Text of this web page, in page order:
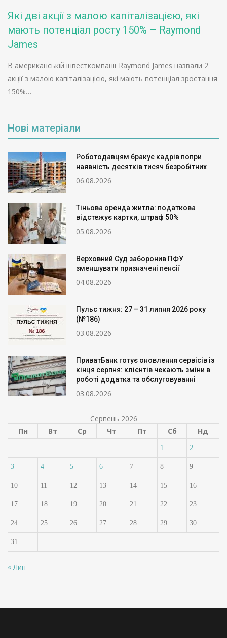
Які дві акції з малою капіталізацією, які
мають потенціал росту 150% – Raymond
James
В американській інвесткомпанії Raymond James назвали 2
акції з малою капіталізацією, які мають потенціал зростання
150%…
Нові матеріали
Роботодавцям бракує кадрів попри
наявність десятків тисяч безробітних
06.08.2026
Тіньова оренда житла: податкова
відстежує картки, штраф 50%
05.08.2026
Верховний Суд заборонив ПФУ
зменшувати призначені пенсії
04.08.2026
Пульс тижня: 27 – 31 липня 2026 року
(№186)
03.08.2026
ПриватБанк готує оновлення сервісів із
кінця серпня: клієнтів чекають зміни в
роботі додатка та обслуговуванні
03.08.2026
Серпень 2026
Пн
Вт Ср Чт Пт Сб Нд
1 2
3 4 5 6 7 8 9
10 11 12 13 14 15 16
17 18 19 20 21 22 23
24 25 26 27 28 29 30
31
« Лип